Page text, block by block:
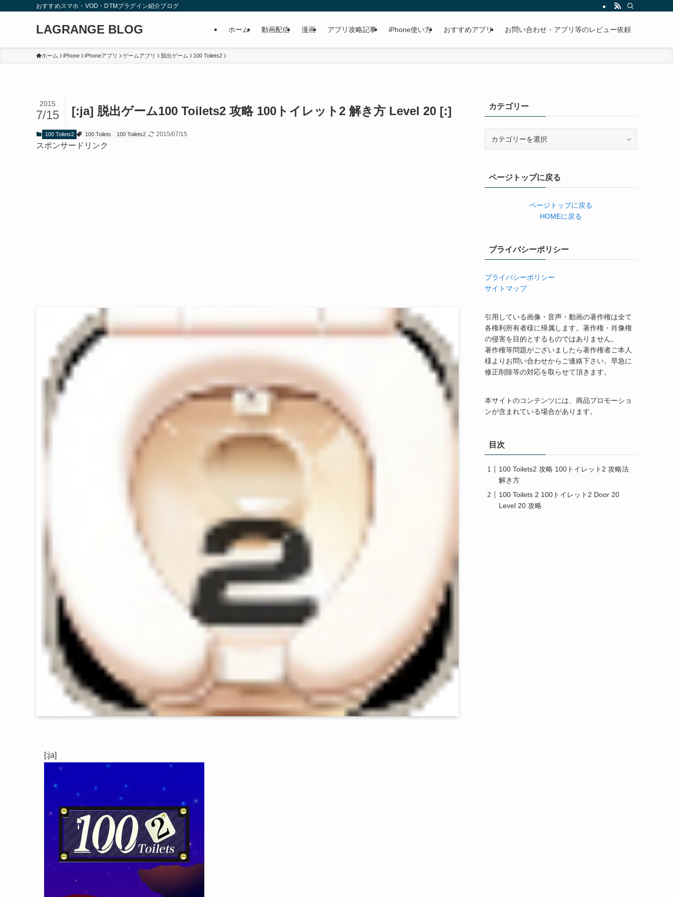
おすすめスマホ・VOD・DTMプラグイン紹介ブログ
LAGRANGE BLOG ホーム 動画配信 漫画 アプリ攻略記事 iPhone使い方 おすすめアプリ お問い合わせ・アプリ等のレビュー依頼
ホーム iPhone iPhoneアプリ ゲームアプリ 脱出ゲーム 100 Toilets2
[:ja] 脱出ゲーム100 Toilets2 攻略 100トイレット2 解き方 Level 20 [:]
2015
7/15
100 Toilets2 100 Toilets 100 Toilets2 2015/07/15
スポンサードリンク
[:ja]
カテゴリー
ーページトップに戻る
ページトップに戻る
HOMEに戻る
プライバシーポリシー
プライバシーポリシー
サイトマップ
引用している画像・音声・動画の著作権は全て
各権利所有者様に帰属します。著作権・肖像権
の侵害を目的とするものではありません。
著作権等問題がございましたら著作権者ご本人
様よりお問い合わせからご連絡下さい。早急に
修正削除等の対応を取らせて頂きます。
本サイトのコンテンツには、商品プロモーショ
ンが含まれている場合があります。
目次
100 Toilets2 攻略 100トイレット2 攻略法
解き方
100 Toilets 2 100トイレット2 Door 20
Level 20 攻略